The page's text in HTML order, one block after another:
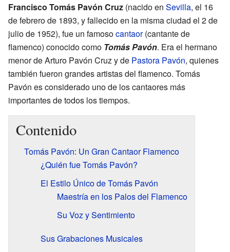
Francisco Tomás Pavón Cruz (nacido en Sevilla, el 16
de febrero de 1893, y fallecido en la misma ciudad el 2 de
julio de 1952), fue un famosocantaor(cantante de
flamenco) conocido como Tomás Pavón. Era el hermano
menor de Arturo Pavón Cruz y de Pastora Pavón, quienes
también fueron grandes artistas del flamenco. Tomás
Pavón es considerado uno de los cantaores más
importantes de todos los tiempos.
Contenido
Tomás Pavón: Un Gran Cantaor Flamenco
¿Quién fue Tomás Pavón?
El Estilo Único de Tomás Pavón
Maestría en los Palos del Flamenco
Su Voz y Sentimiento
Sus Grabaciones Musicales